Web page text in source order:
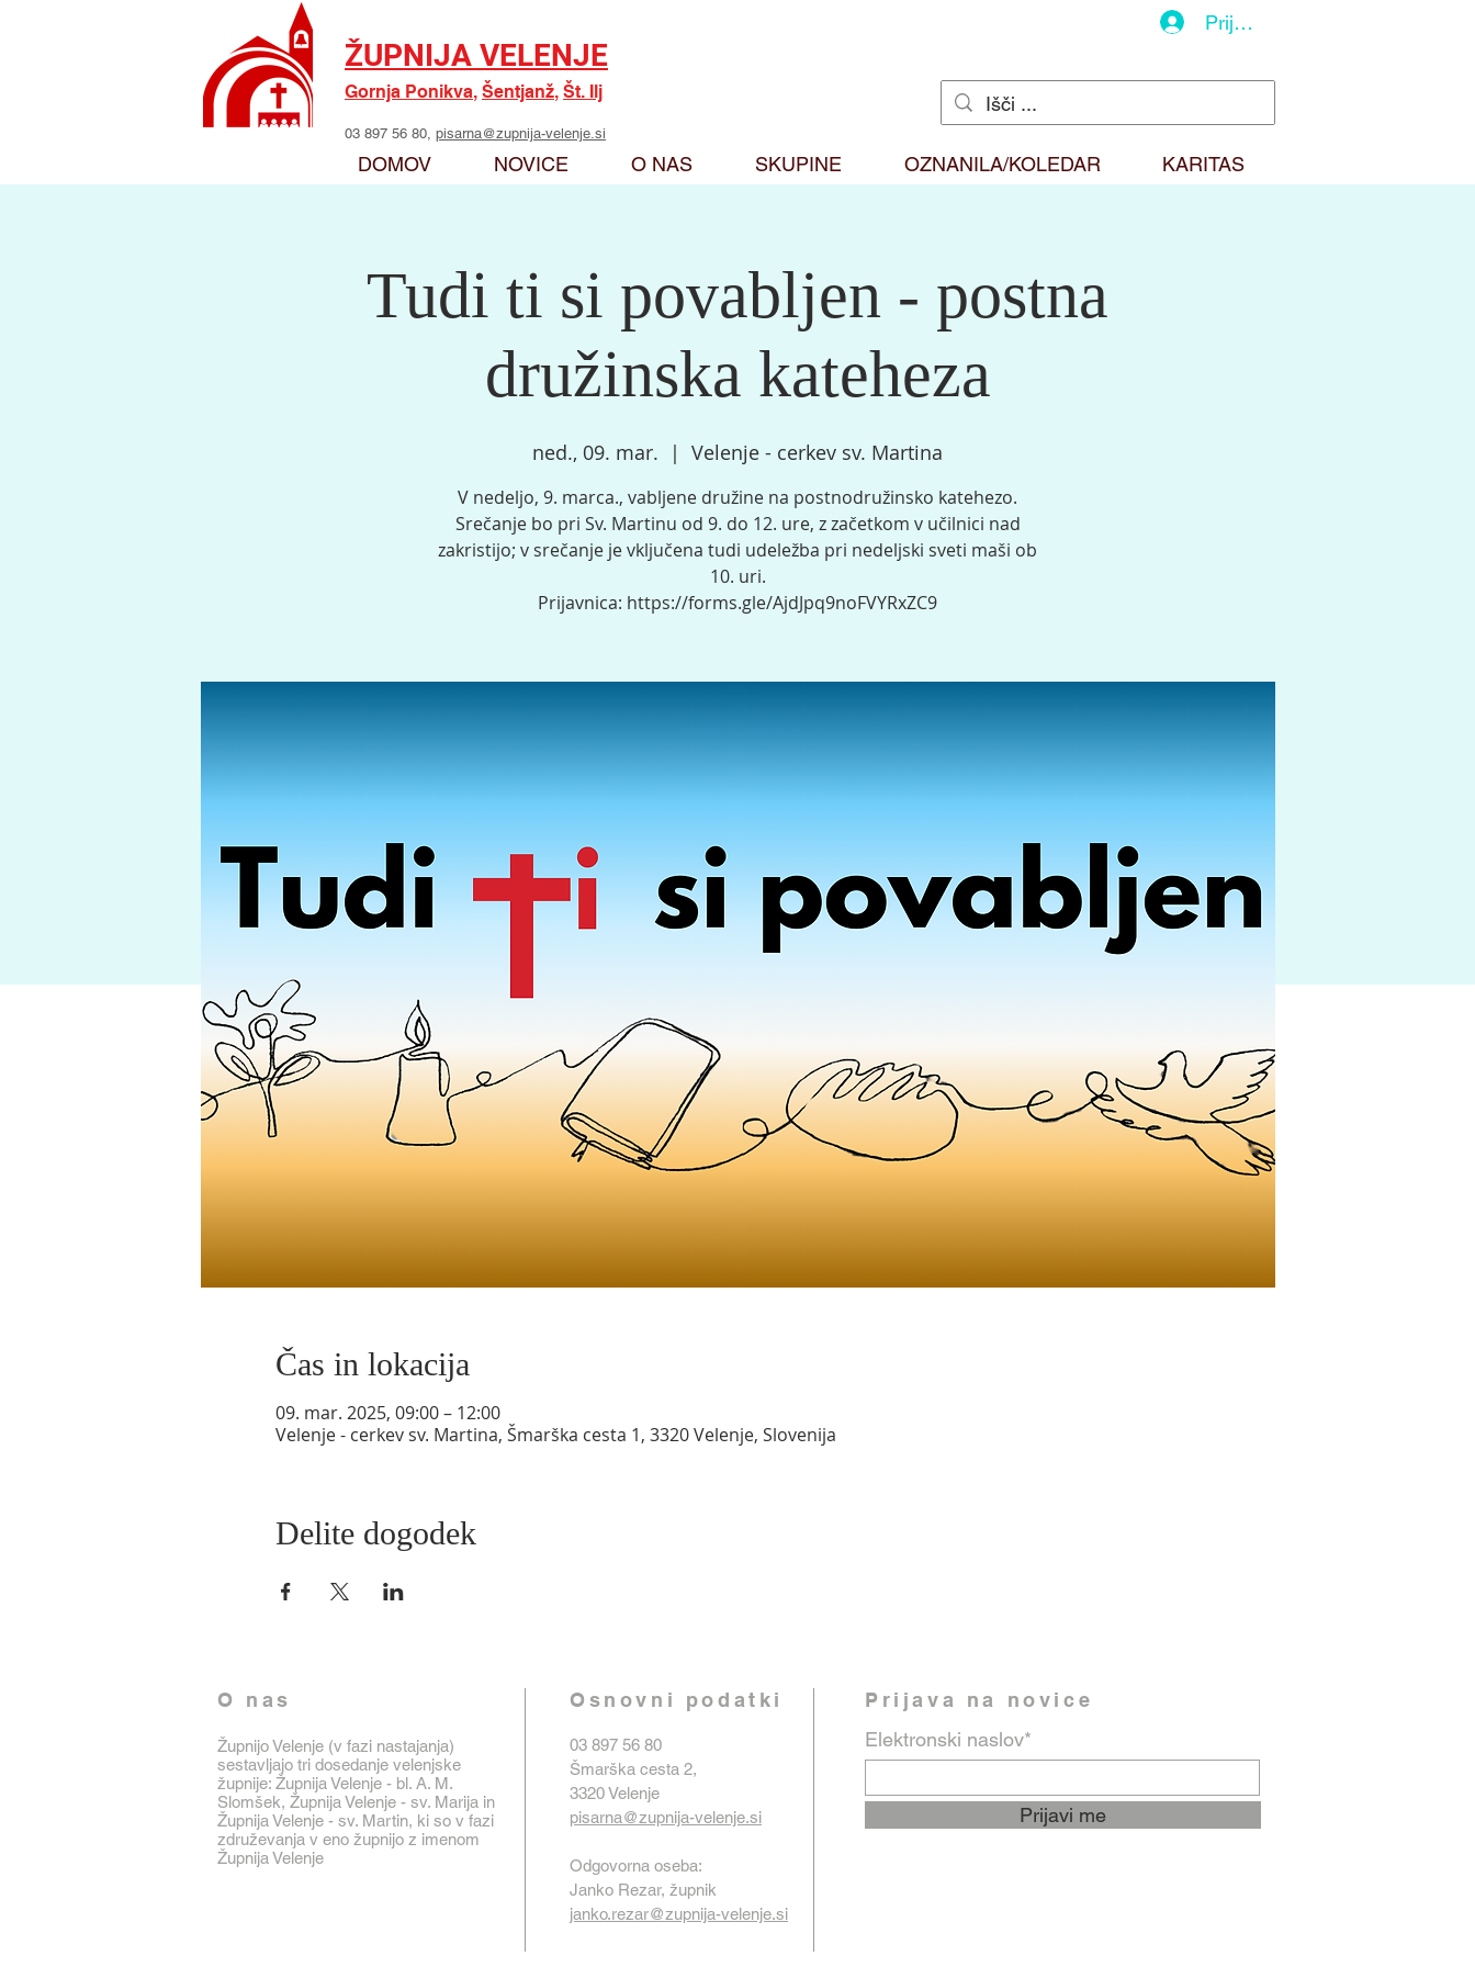
ŽUPNIJA VELENJE
Gornja Ponikva, Šentjanž, Št. Ilj
03 897 56 80, pisarna@zupnija-velenje.si
Prijava
DOMOV NOVICE O NAS SKUPINE OZNANILA/KOLEDAR KARITAS
Tudi ti si povabljen - postna
družinska kateheza
ned., 09. mar.
  |
Velenje - cerkev sv. Martina
V nedeljo, 9. marca., vabljene družine na postnodružinsko katehezo.
Srečanje bo pri Sv. Martinu od 9. do 12. ure, z začetkom v učilnici nad
zakristijo; v srečanje je vključena tudi udeležba pri nedeljski sveti maši ob
10. uri.
Prijavnica: https://forms.gle/AjdJpq9noFVYRxZC9
Čas in lokacija
09. mar. 2025, 09:00 – 12:00
Velenje - cerkev sv. Martina, Šmarška cesta 1, 3320 Velenje, Slovenija
Delite dogodek
O nas
Župnijo Velenje (v fazi nastajanja)
sestavljajo tri dosedanje velenjske
župnije: Župnija Velenje - bl. A. M.
Slomšek, Župnija Velenje - sv. Marija in
Župnija Velenje - sv. Martin, ki so v fazi
združevanja v eno župnijo z imenom
Župnija Velenje
Osnovni podatki
03 897 56 80
Šmarška cesta 2,
3320 Velenje
pisarna@zupnija-velenje.si
Odgovorna oseba:
Janko Rezar, župnik
janko.rezar@zupnija-velenje.si
Prijava na novice
Elektronski naslov*
Prijavi me